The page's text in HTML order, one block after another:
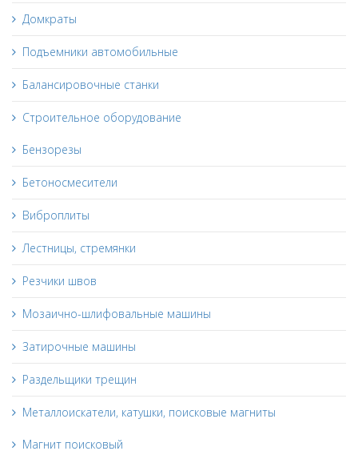
Домкраты
Подъемники автомобильные
Балансировочные станки
Строительное оборудование
Бензорезы
Бетоносмесители
Виброплиты
Лестницы, стремянки
Резчики швов
Мозаично-шлифовальные машины
Затирочные машины
Раздельщики трещин
Металлоискатели, катушки, поисковые магниты
Магнит поисковый